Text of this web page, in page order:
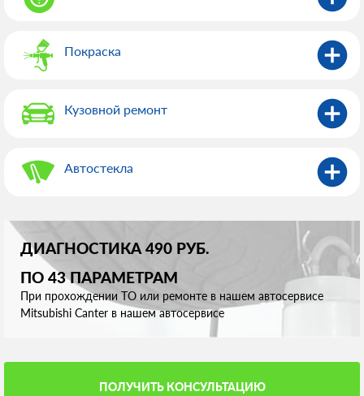
Покраска
Кузовной ремонт
Автостекла
ДИАГНОСТИКА 490 РУБ.
ПО 43 ПАРАМЕТРАМ
При прохождении ТО или ремонте в нашем автосервисе
Mitsubishi Canter в нашем автосервисе
ПОЛУЧИТЬ КОНСУЛЬТАЦИЮ